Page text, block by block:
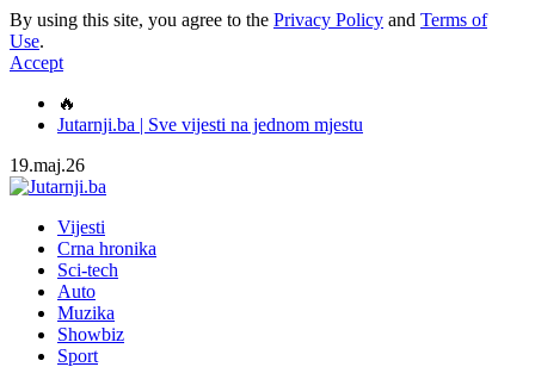
By using this site, you agree to the Privacy Policy and Terms of
Use.
Accept
🔥
Jutarnji.ba | Sve vijesti na jednom mjestu
19.maj.26
Vijesti
Crna hronika
Sci-tech
Auto
Muzika
Showbiz
Sport